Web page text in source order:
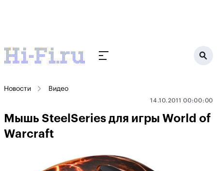
Новости Видео
14.10.2011 00:00:00
Мышь SteelSeries для игры World of
Warcraft